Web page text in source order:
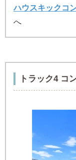
ハウスキックコ
へ
トラック4 コ